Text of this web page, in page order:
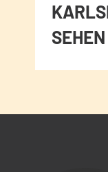
SEHEN